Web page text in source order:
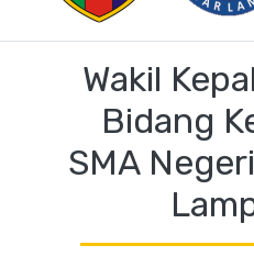
Wakil
Bidang
SMA